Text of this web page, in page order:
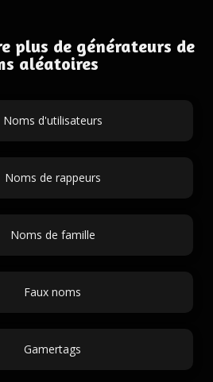
plus de générateurs de
aléatoires
Noms d'utilisateurs
Noms de rappeurs
Noms de famille
Faux noms
Gamertags